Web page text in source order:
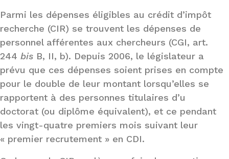
Parmi les dépenses éligibles au crédit d’impôt
recherche (CIR) se trouvent les dépenses de
personnel afférentes aux chercheurs (CGI, art.
244 bis B, II, b). Depuis 2006, le législateur a
prévu que ces dépenses soient prises en compte
pour le double de leur montant lorsqu’elles se
rapportent à des personnes titulaires d’u
doctorat (ou diplôme équivalent), et ce pendant
les vingt-quatre premiers mois suivant leur
« premier recrutement » en CDI.